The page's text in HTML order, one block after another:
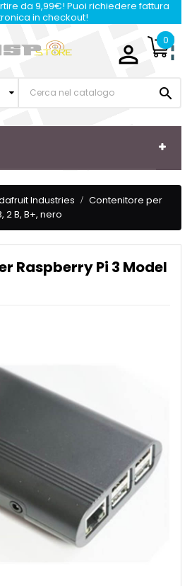
da 9,99€! Puoi richiedere fattura
in checkout!

0

Industries
Contenitore per
2 B, B+, nero
Raspberry Pi 3 Model